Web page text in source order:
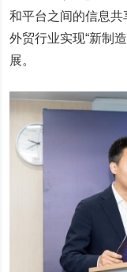
和平台之间的信息
外贸行业实现“新制
展。